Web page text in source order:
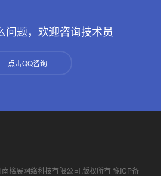
问题，欢迎咨询技术员
点击QQ咨询
格展网络科技有限公司 版权所有 豫ICP备